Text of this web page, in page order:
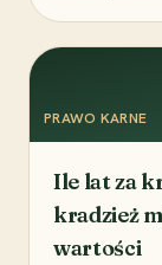
PRAWO KARNE
Ile lat za
kradzież
wartości